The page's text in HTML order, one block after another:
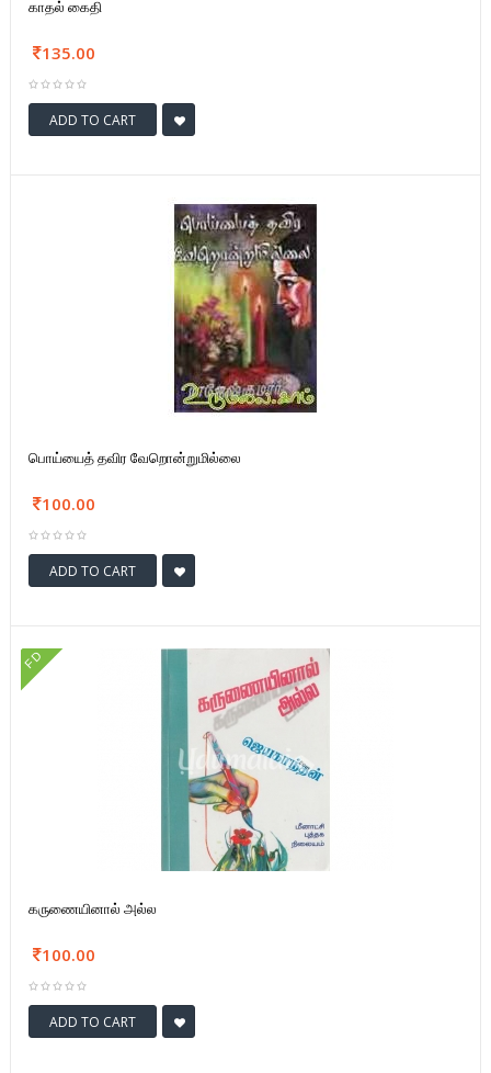
காதல் கைதி
135.00
ADD TO CART
பொய்யைத் தவிர வேறொன்றுமில்லை
100.00
ADD TO CART
FD
கருணையினால் அல்ல
100.00
ADD TO CART